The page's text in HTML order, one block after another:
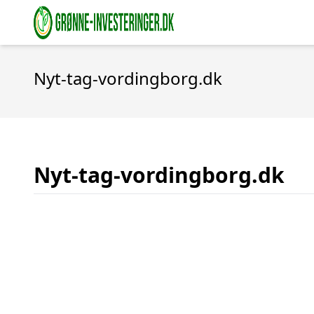
Nyt-tag-vordingborg.dk
Nyt-tag-vordingborg.dk